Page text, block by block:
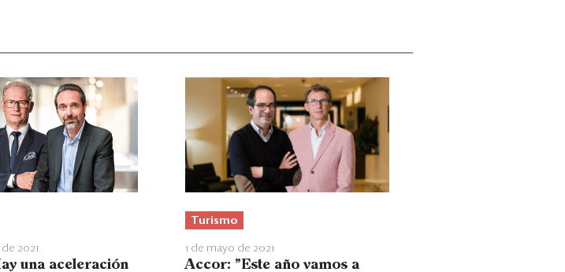
2021
una aceleración
Turismo
1 de mayo de 2021
Accor: "Este año vamos a